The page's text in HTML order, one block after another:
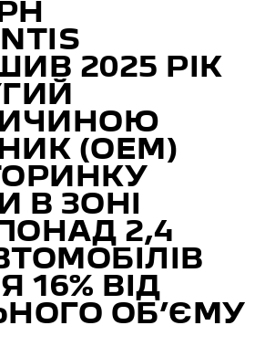
2025 РІК
(ОЕМ)
В ЗОНІ
2,4
16% ВІД
ОБ’ЄМУ